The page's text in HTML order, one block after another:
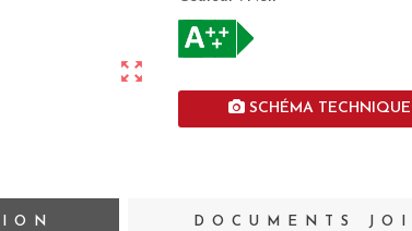
zoom_out_map
SCHÉMA TECHNIQUE
DOCUMENTS